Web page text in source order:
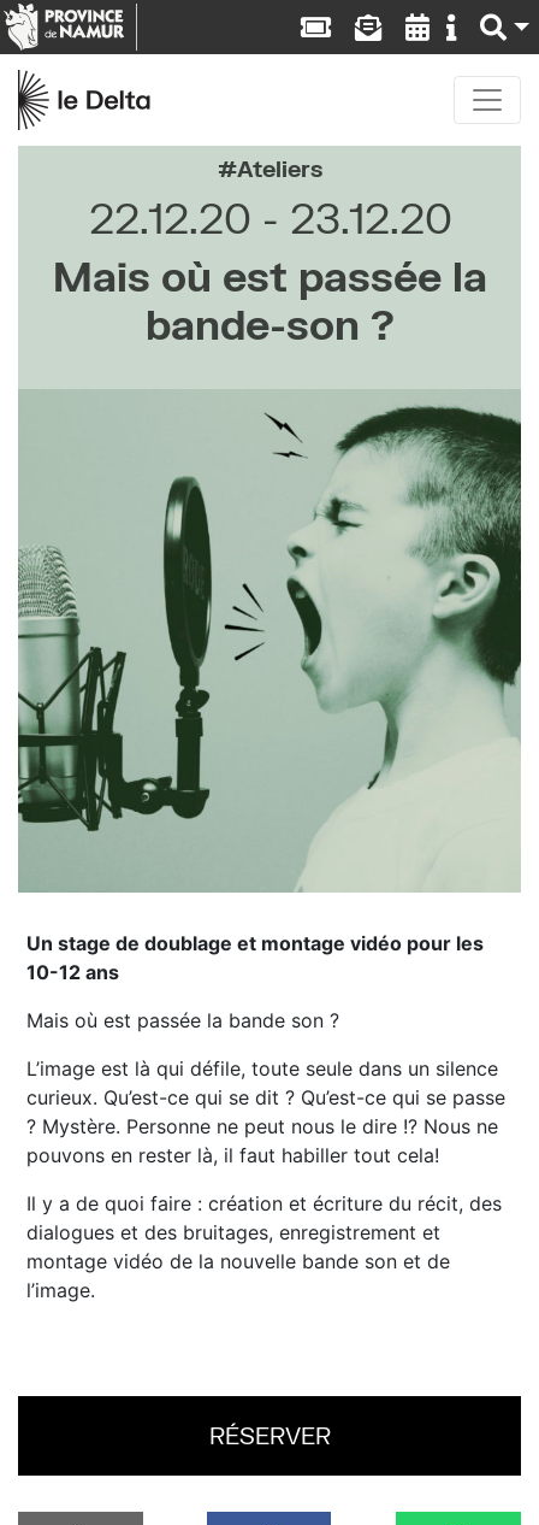
Ateliers
22.12.20
23.12.20
Mais où est passée la
bande-son ?
Un stage de doublage et montage vidéo pour les
10-12 ans
Mais où est passée la bande son ?
L’image est là qui défile, toute seule dans un silence
curieux. Qu’est-ce qui se dit ? Qu’est-ce qui se passe
? Mystère. Personne ne peut nous le dire !? Nous ne
pouvons en rester là, il faut habiller tout cela!
Il y a de quoi faire : création et écriture du récit, des
dialogues et des bruitages, enregistrement et
montage vidéo de la nouvelle bande son et de
l’image.
RÉSERVER